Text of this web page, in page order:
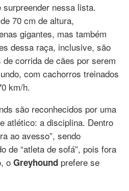
nessa lista.
70 cm de altura,
gigantes, mas também
dessa raça, inclusive, são
corrida de cães por serem
com cachorros treinados
km/h.
são reconhecidos por uma
atlético: a disciplina. Dentro
ao avesso”, sendo
de “atleta de sofá”, pois fora
o Greyhound prefere se